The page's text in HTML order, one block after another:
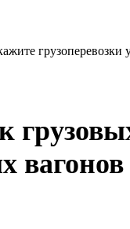
грузоперевозки
вагонов